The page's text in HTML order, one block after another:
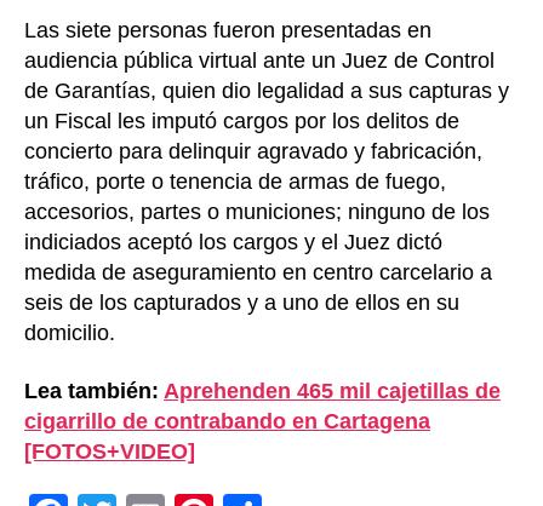
Las siete personas fueron presentadas en
audiencia pública virtual ante un Juez de Control
de Garantías, quien dio legalidad a sus capturas y
un Fiscal les imputó cargos por los delitos de
concierto para delinquir agravado y fabricación,
tráfico, porte o tenencia de armas de fuego,
accesorios, partes o municiones; ninguno de los
indiciados aceptó los cargos y el Juez dictó
medida de aseguramiento en centro carcelario a
seis de los capturados y a uno de ellos en su
domicilio.
Lea también: Aprehenden 465 mil cajetillas de
cigarrillo de contrabando en Cartagena
[FOTOS+VIDEO]